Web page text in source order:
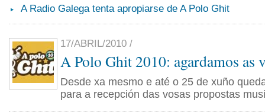
A Radio Galega tenta apropiarse de A Polo Ghit
17/ABRIL/2010 /
A Polo Ghit 2010: agardamos as
Desde xa mesmo e até o 25 de xuño
para a recepción das vosas propostas